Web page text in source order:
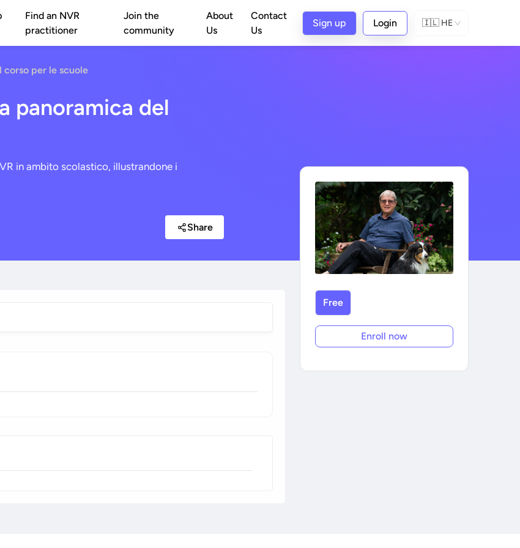
Find an NVR
practitioner
Join the
community
About
Us
Contact
Us
Sign up Login 🇮🇱 HE
corso per le scuole
panoramica del
in ambito scolastico, illustrandone i
Share
Free
Enroll now